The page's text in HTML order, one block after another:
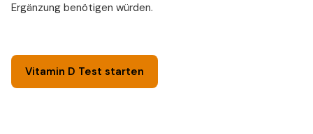
Ergänzung benötigen würden.
Vitamin D Test starten